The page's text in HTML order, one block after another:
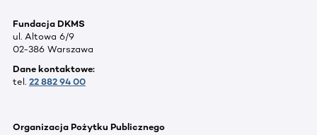
Fundacja DKMS
ul. Altowa 6/9
02-386 Warszawa
Dane kontaktowe:
tel. 22 882 94 00
Organizacja Pożytku Publicznego